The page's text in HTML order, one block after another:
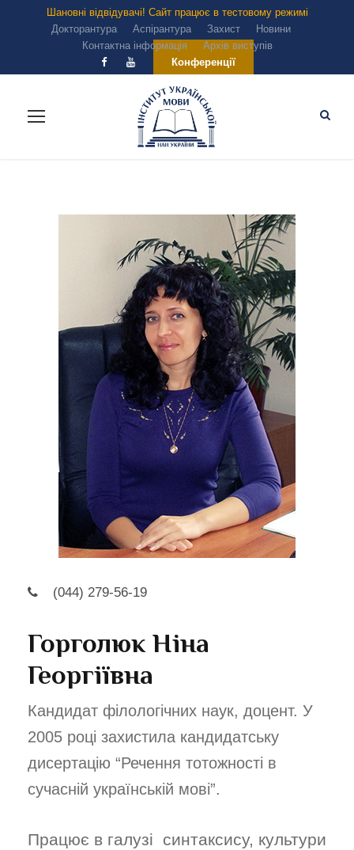
Шановні відвідувачі! Сайт працює в тестовому режимі
Докторантура
Аспірантура Захист
Новини
Контактна інформація
Архів виступів
Конференції
(044) 279-56-19
Горголюк Ніна
Георгіївна
Кандидат філологічних наук, доцент. У
2005 році захистила кандидатську
дисертацію “Речення тотожності в
сучасній українській мові”.
Працює в галузі синтаксису, культури